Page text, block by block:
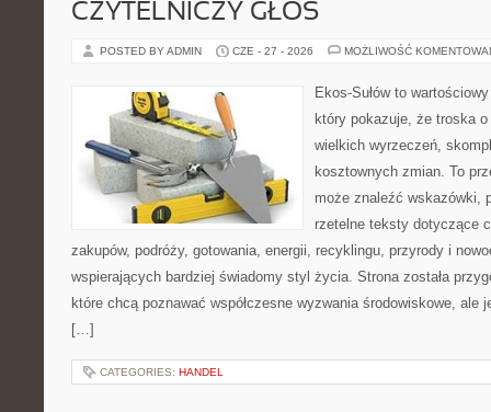
CZYTELNICZY GŁOS
POSTED BY ADMIN CZE - 27 - 2026 MOŻLIWOŚĆ
Ekos-Sułów to
który pokazuje, że troska
wielkich wyrzeczeń,
kosztownych zmian. To
może znaleźć wskazówki,
rzetelne teksty dotyczące
zakupów, podróży, gotowania, energii, recyklingu, przyrody i
wspierających bardziej świadomy styl życia. Strona została
które chcą poznawać współczesne wyzwania środowiskowe, ale
[…]
CATEGORIES: HANDEL